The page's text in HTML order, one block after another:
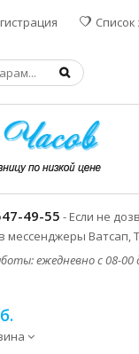
49-55 - Если не
мессенджеры Ватсап,
ежедневно с 08-00